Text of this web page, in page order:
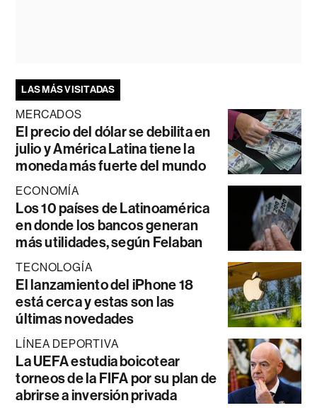
LAS MÁS VISITADAS
MERCADOS
El precio del dólar se debilita en
julio y América Latina tiene la
moneda más fuerte del mundo
ECONOMÍA
Los 10 países de Latinoamérica
en donde los bancos generan
más utilidades, según Felaban
TECNOLOGÍA
El lanzamiento del iPhone 18
está cerca y estas son las
últimas novedades
LÍNEA DEPORTIVA
La UEFA estudia boicotear
torneos de la FIFA por su plan de
abrirse a inversión privada